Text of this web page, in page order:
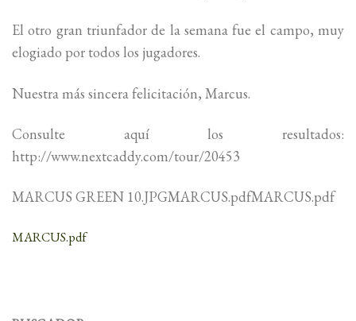
El otro gran triunfador de la semana fue el campo, muy
elogiado por todos los jugadores.
Nuestra más sincera felicitación, Marcus.
Consulte aquí los resultados:
http://www.nextcaddy.com/tour/20453
MARCUS GREEN 10.JPGMARCUS.pdfMARCUS.pdf
MARCUS.pdf